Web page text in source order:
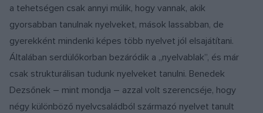
a tehetségen csak annyi múlik, hogy vannak, akik
gyorsabban tanulnak nyelveket, mások lassabban, de
gyerekként mindenki képes több nyelvet jól elsajátítani.
Általában serdülőkorban bezáródik a „nyelvablak”, és már
csak strukturálisan tudunk nyelveket tanulni. Benedek
Dezsőnek – mint mondja – azzal volt szerencséje, hogy
négy különböző nyelvcsaládból származó nyelvet tanult